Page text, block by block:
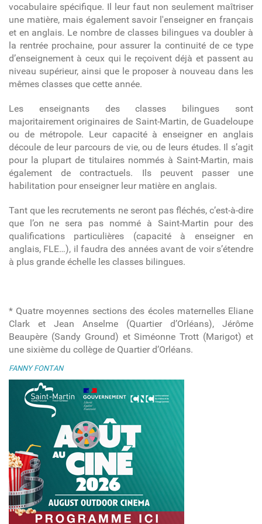
vocabulaire spécifique. Il leur faut non seulement maîtriser
une matière, mais également savoir l'enseigner en français
et en anglais. Le nombre de classes bilingues va doubler à
la rentrée prochaine, pour assurer la continuité de ce type
d’enseignement à ceux qui le reçoivent déjà et passent au
niveau supérieur, ainsi que le proposer à nouveau dans les
mêmes classes que cette année.
Les enseignants des classes bilingues sont
majoritairement originaires de Saint-Martin, de Guadeloupe
ou de métropole. Leur capacité à enseigner en anglais
découle de leur parcours de vie, ou de leurs études. Il s’agit
pour la plupart de titulaires nommés à Saint-Martin, mais
également de contractuels. Ils peuvent passer une
habilitation pour enseigner leur matière en anglais.
Tant que les recrutements ne seront pas fléchés, c’est-à-dire
que l’on ne sera pas nommé à Saint-Martin pour des
qualifications particulières (capacité à enseigner en
anglais, FLE…), il faudra des années avant de voir s’étendre
à plus grande échelle les classes bilingues.
* Quatre moyennes sections des écoles maternelles Eliane
Clark et Jean Anselme (Quartier d’Orléans), Jérôme
Beaupère (Sandy Ground) et Siméonne Trott (Marigot) et
une sixième du collège de Quartier d’Orléans.
FANNY FONTAN